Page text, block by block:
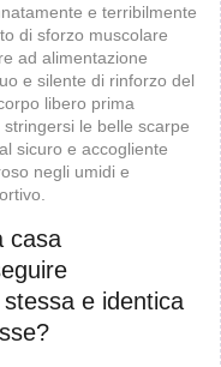
e terribilmente
di sforzo muscolare
ad alimentazione
e silente di rinforzo del
libero prima
le belle scarpe
sicuro e accogliente
negli umidi e
casa
e identica